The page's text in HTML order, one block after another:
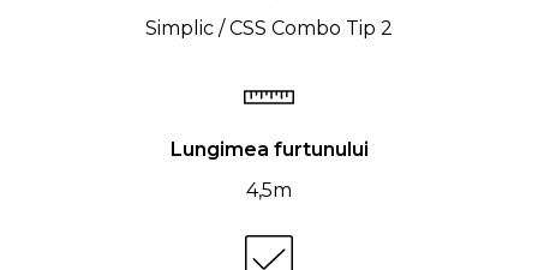
Simplic / CSS Combo Tip 2
Lungimea furtunului
4,5m